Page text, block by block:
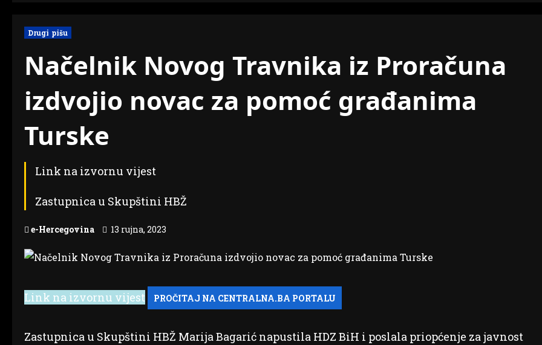
Drugi pišu
Načelnik Novog Travnika iz Proračuna
izdvojio novac za pomoć građanima
Turske
Link na izvornu vijest
Zastupnica u Skupštini HBŽ
e-Hercegovina 13 rujna, 2023
Link na izvornu vijest
Zastupnica u Skupštini HBŽ Marija Bagarić napustila HDZ BiH i poslala priopćenje za javnost